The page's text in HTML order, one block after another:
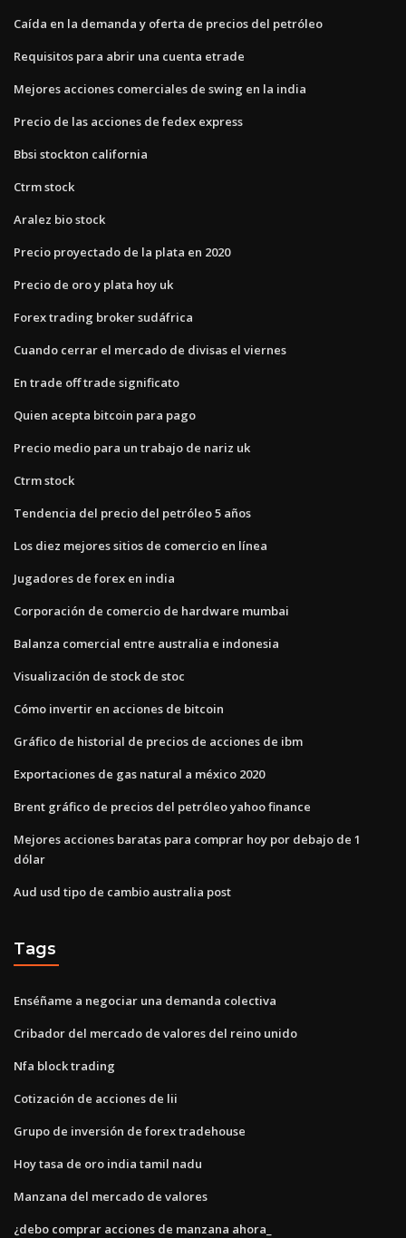
Caída en la demanda y oferta de precios del petróleo
Requisitos para abrir una cuenta etrade
Mejores acciones comerciales de swing en la india
Precio de las acciones de fedex express
Bbsi stockton california
Ctrm stock
Aralez bio stock
Precio proyectado de la plata en 2020
Precio de oro y plata hoy uk
Forex trading broker sudáfrica
Cuando cerrar el mercado de divisas el viernes
En trade off trade significato
Quien acepta bitcoin para pago
Precio medio para un trabajo de nariz uk
Ctrm stock
Tendencia del precio del petróleo 5 años
Los diez mejores sitios de comercio en línea
Jugadores de forex en india
Corporación de comercio de hardware mumbai
Balanza comercial entre australia e indonesia
Visualización de stock de stoc
Cómo invertir en acciones de bitcoin
Gráfico de historial de precios de acciones de ibm
Exportaciones de gas natural a méxico 2020
Brent gráfico de precios del petróleo yahoo finance
Mejores acciones baratas para comprar hoy por debajo de 1
dólar
Aud usd tipo de cambio australia post
Tags
Enséñame a negociar una demanda colectiva
Cribador del mercado de valores del reino unido
Nfa block trading
Cotización de acciones de lii
Grupo de inversión de forex tradehouse
Hoy tasa de oro india tamil nadu
Manzana del mercado de valores
¿debo comprar acciones de manzana ahora_